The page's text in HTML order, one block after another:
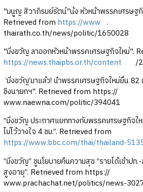
"มนูญ สิวาภิรมย์รัตน์"นั่ง หัวหน้าพรรคเศรษฐ
Retrieved from https://www .
thairath.co.th/news/politic/1650028
"มิ่งขวัญ ลาออกหัวหน้าพรรคเศรษฐกิจใหม่".
https://news.thaipbs.or.th/content
/
‘มิ่งขวัญ’มาแล้ว! นำพรรคเศรษฐกิจใหม่ยื่น
ชิงนายกฯ". Retrieved from https://
www.naewna.com/politic/394041
“มิ่งขวัญ ประกาศแยกทางกับพรรคเศรษฐกิจใ
ไม่ไว้วางใจ 4 ชม.”. Retrieved from
https://www.bbc.com/thai/thailand-
“มิ่งขวัญ” ชูนโยบายคืนความสุข “รายได้เข้าปท
สูงอายุ”. Retrieved from https://
www.prachachat.net/politics/news-